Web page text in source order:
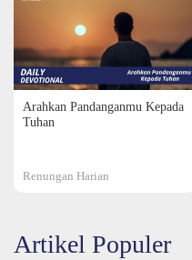
Arahkan Pandanganmu Kepada
Tuhan
Renungan Harian
Artikel Populer